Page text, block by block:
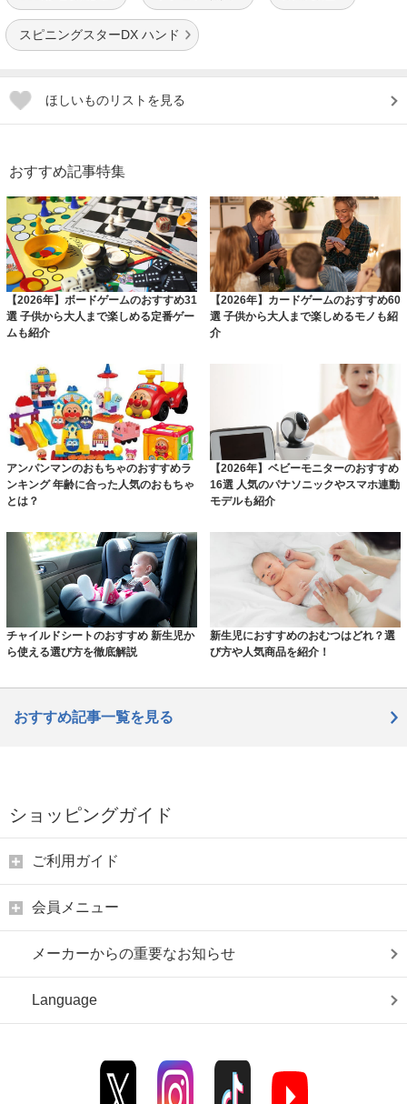
スピニングスターDX ハンド
ほしいものリストを見る
おすすめ記事特集
【2026年】ボードゲームのおすすめ31
選 子供から大人まで楽しめる定番ゲー
ムも紹介
【2026年】カードゲームのおすすめ60
選 子供から大人まで楽しめるモノも紹
介
アンパンマンのおもちゃのおすすめラ
ンキング 年齢に合った人気のおもちゃ
とは？
【2026年】ベビーモニターのおすすめ
16選 人気のパナソニックやスマホ連動
モデルも紹介
チャイルドシートのおすすめ 新生児か
ら使える選び方を徹底解説
新生児におすすめのおむつはどれ？選
び方や人気商品を紹介！
おすすめ記事一覧を見る
ショッピングガイド
ご利用ガイド
会員メニュー
メーカーからの重要なお知らせ
Language